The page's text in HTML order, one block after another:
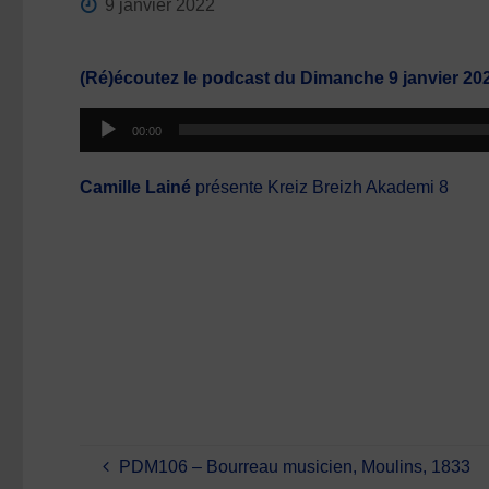
9 janvier 2022
(Ré)écoutez le podcast du Dimanche 9 janvier
Lecteur
audio
00:00
Camille Lainé présente Kreiz Breizh Akademi 8
PDM106 – Bourreau musicien, Moulins, 1833